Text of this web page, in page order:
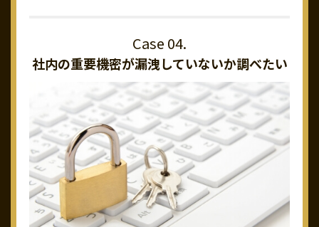
社内の重要機密が漏洩していないか調べたい